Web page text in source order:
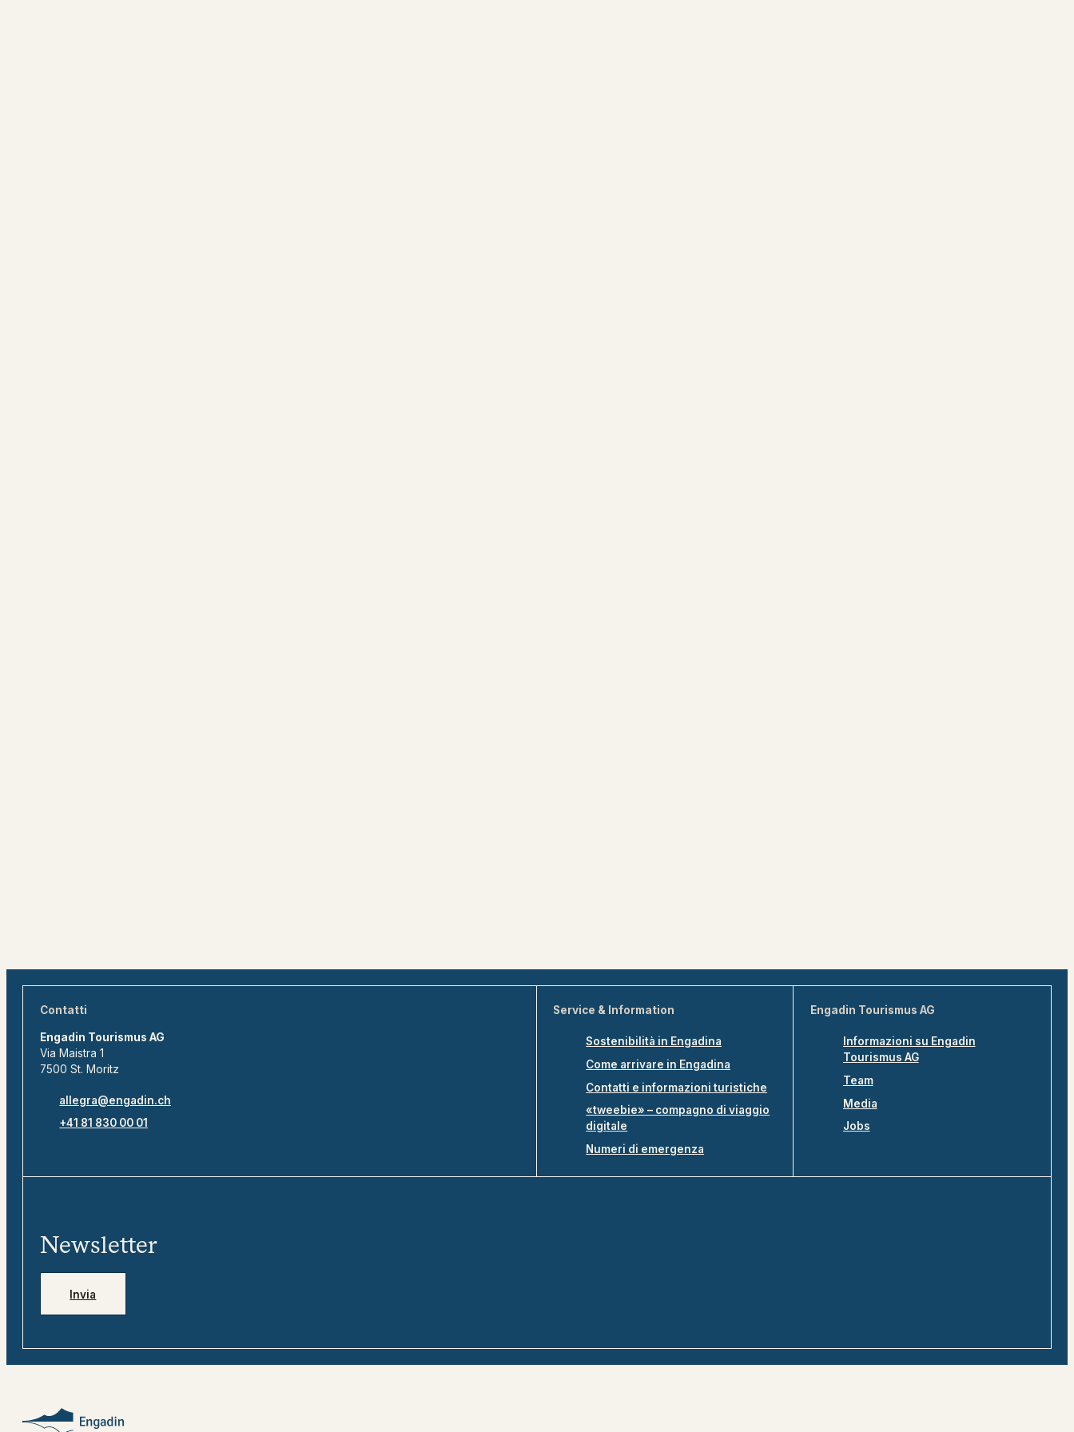
Contatti
Engadin Tourismus AG
Via Maistra 1
7500 St. Moritz
allegra@engadin.ch
+41 81 830 00 01
Service & Information
Sostenibilità in Engadina
Come arrivare in Engadina
Contatti e informazioni turistiche
«tweebie» – compagno di viaggio
digitale
Numeri di emergenza
Engadin Tourismus AG
Informazioni su Engadin
Tourismus AG
Team
Media
Jobs
Newsletter
Invia